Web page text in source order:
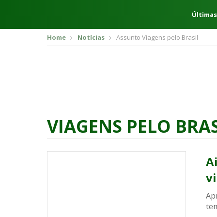
Home Notícias Assunto Viagens pelo Brasil
VIAGENS PELO